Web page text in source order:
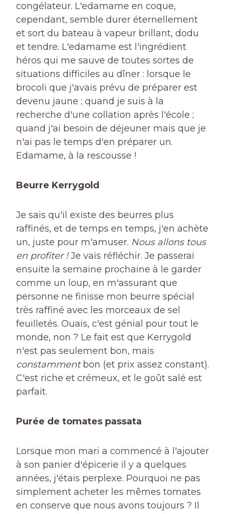
congélateur. L'edamame en coque,
cependant, semble durer éternellement
et sort du bateau à vapeur brillant, dodu
et tendre. L'edamame est l'ingrédient
héros qui me sauve de toutes sortes de
situations difficiles au dîner : lorsque le
brocoli que j'avais prévu de préparer est
devenu jaune ; quand je suis à la
recherche d'une collation après l'école ;
quand j'ai besoin de déjeuner mais que je
n'ai pas le temps d'en préparer un.
Edamame, à la rescousse !
Beurre Kerrygold
Je sais qu'il existe des beurres plus
raffinés, et de temps en temps, j'en achète
un, juste pour m'amuser. Nous allons tous
en profiter !Je vais réfléchir. Je passerai
ensuite la semaine prochaine à le garder
comme un loup, en m'assurant que
personne ne finisse mon beurre spécial
très raffiné avec les morceaux de sel
feuilletés. Ouais, c'est génial pour tout le
monde, non ? Le fait est que Kerrygold
n'est pas seulement bon, mais
constammentbon (et prix assez constant).
C'est riche et crémeux, et le goût salé est
parfait.
Purée de tomates passata
Lorsque mon mari a commencé à l'ajouter
à son panier d'épicerie il y a quelques
années, j'étais perplexe. Pourquoi ne pas
simplement acheter les mêmes tomates
en conserve que nous avons toujours ? Il